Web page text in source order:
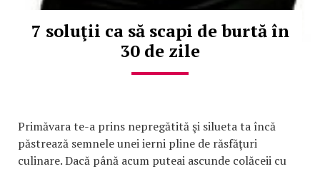
7 soluţii ca să scapi de burtă în
30 de zile
Primăvara te-a prins nepregătită şi silueta ta încă
păstrează semnele unei ierni pline de răsfăţuri
culinare. Dacă până acum puteai ascunde colăceii cu